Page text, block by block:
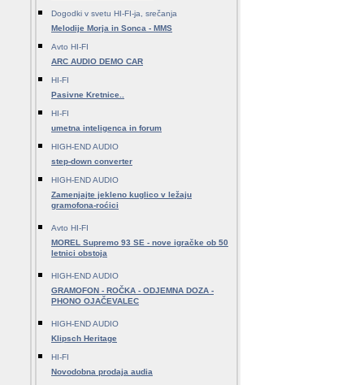
Dogodki v svetu HI-FI-ja, srečanja
Melodije Morja in Sonca - MMS
Avto HI-FI
ARC AUDIO DEMO CAR
HI-FI
Pasivne Kretnice..
HI-FI
umetna inteligenca in forum
HIGH-END AUDIO
step-down converter
HIGH-END AUDIO
Zamenjajte jekleno kuglico v ležaju
gramofona-roćici
Avto HI-FI
MOREL Supremo 93 SE - nove igračke ob 50
letnici obstoja
HIGH-END AUDIO
GRAMOFON - ROČKA - ODJEMNA DOZA -
PHONO OJAČEVALEC
HIGH-END AUDIO
Klipsch Heritage
HI-FI
Novodobna prodaja audia